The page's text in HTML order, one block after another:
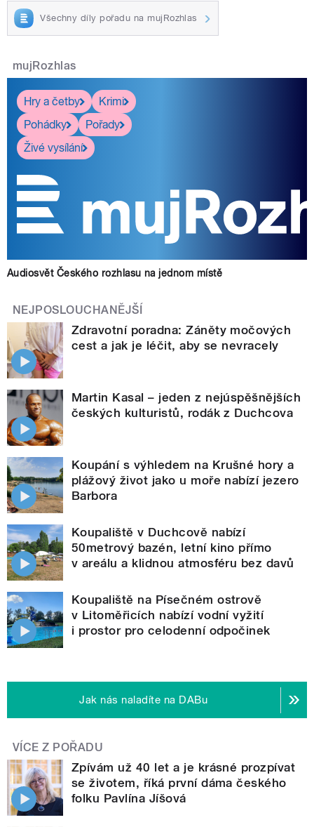
Všechny díly pořadu na mujRozhlas
mujRozhlas
Hry a četby
Krimi
Pohádky
Pořady
Živé vysílání
Audiosvět Českého rozhlasu na jednom místě
NEJPOSLOUCHANĚJŠÍ
Zdravotní poradna: Záněty močových
cest a jak je léčit, aby se nevracely
Martin Kasal – jeden z nejúspěšnějších
českých kulturistů, rodák z Duchcova
Koupání s výhledem na Krušné hory a
plážový život jako u moře nabízí jezero
Barbora
Koupaliště v Duchcově nabízí
50metrový bazén, letní kino přímo
v areálu a klidnou atmosféru bez davů
Koupaliště na Písečném ostrově
v Litoměřicích nabízí vodní vyžití
i prostor pro celodenní odpočinek
Jak nás naladíte na DABu
VÍCE Z POŘADU
Zpívám už 40 let a je krásné prozpívat
se životem, říká první dáma českého
folku Pavlína Jíšová